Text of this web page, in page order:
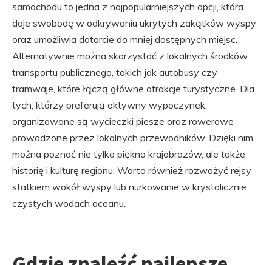
samochodu to jedna z najpopularniejszych opcji, która
daje swobodę w odkrywaniu ukrytych zakątków wyspy
oraz umożliwia dotarcie do mniej dostępnych miejsc.
Alternatywnie można skorzystać z lokalnych środków
transportu publicznego, takich jak autobusy czy
tramwaje, które łączą główne atrakcje turystyczne. Dla
tych, którzy preferują aktywny wypoczynek,
organizowane są wycieczki piesze oraz rowerowe
prowadzone przez lokalnych przewodników. Dzięki nim
można poznać nie tylko piękno krajobrazów, ale także
historię i kulturę regionu. Warto również rozważyć rejsy
statkiem wokół wyspy lub nurkowanie w krystalicznie
czystych wodach oceanu.